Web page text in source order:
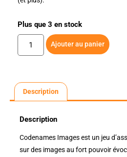
Plus que 3 en stock
Ajouter au panier
Description
Description
Codenames Images est un jeu
sur des images au fort pouvoir